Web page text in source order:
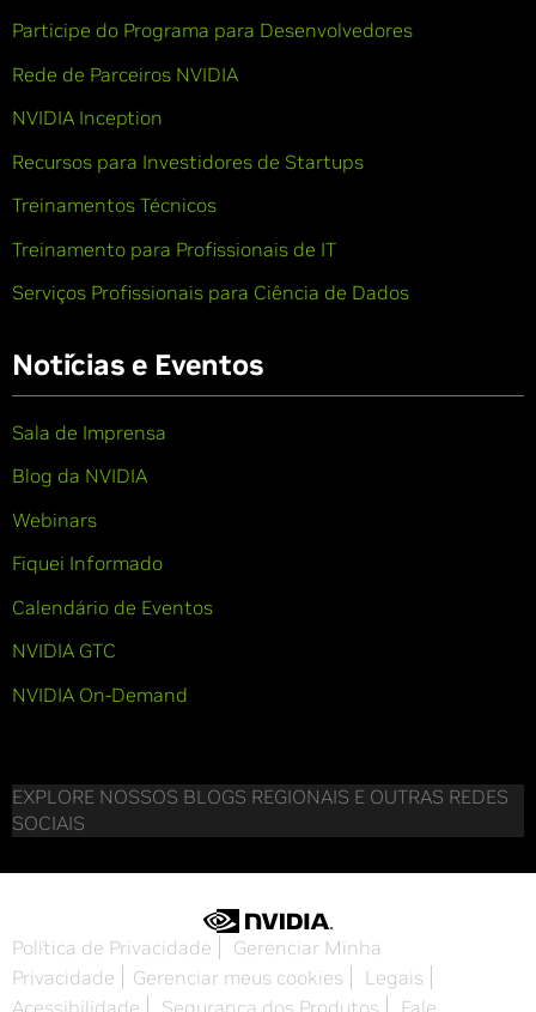
Participe do Programa para Desenvolvedores
Rede de Parceiros NVIDIA
NVIDIA Inception
Recursos para Investidores de Startups
Treinamentos Técnicos
Treinamento para Profissionais de IT
Serviços Profissionais para Ciência de Dados
Notícias e Eventos
Sala de Imprensa
Blog da NVIDIA
Webinars
Fiquei Informado
Calendário de Eventos
NVIDIA GTC
NVIDIA On-Demand
EXPLORE NOSSOS BLOGS REGIONAIS E OUTRAS REDES
SOCIAIS
Política de Privacidade
Gerenciar Minha
Privacidade
Gerenciar meus cookies
Legais